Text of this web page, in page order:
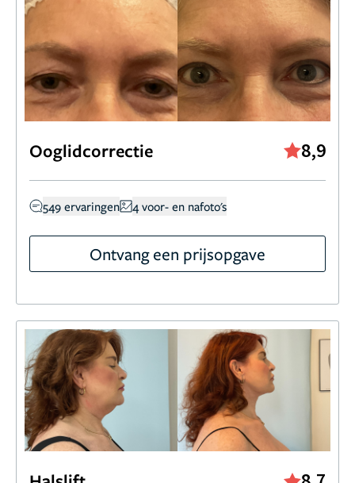
Ooglidcorrectie 8,9
549 ervaringen 4 voor- en nafoto's
Ontvang een prijsopgave